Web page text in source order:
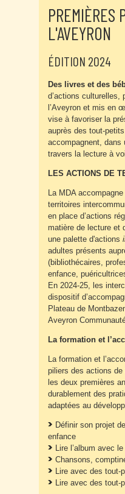
PREMIÈRES
L'AVEYRON
ÉDITION 2024
Des livres et des
d’actions culturelles,
l’Aveyron et mis en
vise à favoriser la
auprès des tout-
accompagnent, dans
travers la lecture à
LES ACTIONS DE
La MDA
territoires
en place d’actions
matière de lecture et
une palette d'actions
adultes présents
(bibliothécaires,
enfance,
En 2024-25, les
dispositif
Plateau de
Aveyron
La formation et
La formation et
piliers des actions
les deux premières
durablement des
adaptées au
Définir son projet
enfance
Lire l’album avec
Chansons,
Lire avec des tout-
Lire avec des tout-